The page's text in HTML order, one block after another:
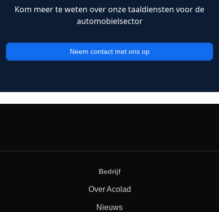
Kom meer te weten over onze taaldiensten voor de
automobielsector
Neem contact met ons op
Bedrijf
Over Acolad
Nieuws